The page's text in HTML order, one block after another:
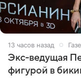
13 часов назад
Экс-ведущая
фигурой в